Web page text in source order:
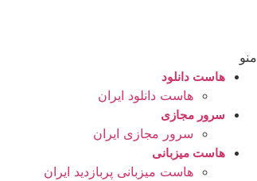
منو
هاست دانلود
هاست دانلود ایران
سرور مجازی
سرور مجازی ایران
هاست میزبانی
هاست میزبانی پربازدید ایران